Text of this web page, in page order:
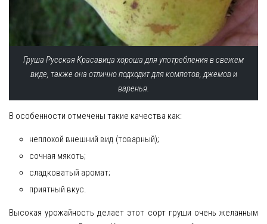
Груша Русская Красавица хороша для употребления в свежем
виде, также она отлично подходит для компотов, джемов и
варенья.
В особенности отмечены такие качества как:
неплохой внешний вид (товарный);
сочная мякоть;
сладковатый аромат;
приятный вкус.
Высокая урожайность делает этот сорт груши очень желанным